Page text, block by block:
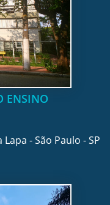
ENSINO
- São Paulo - SP